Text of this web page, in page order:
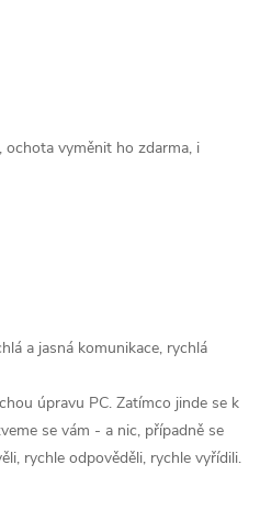
ochota vyměnit ho zdarma, i
a jasná komunikace, rychlá
úpravu PC. Zatímco jinde se k
se vám - a nic, případně se
rychle odpověděli, rychle vyřídili.